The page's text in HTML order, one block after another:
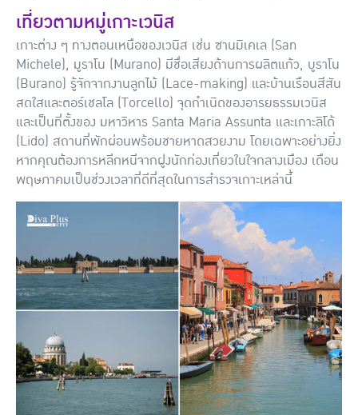
เที่ยวตามหมู่เกาะเวนิส
เกาะต่าง ๆ ทางตอนเหนือของเวนิส เช่น ซานมิเคเล (San
Michele), มูราโน (Murano) มีชื่อเสียงด้านการผลิตแก้ว, บูราโน
(Burano) รู้จักจากงานลูกไม้ (Lace-making) และบ้านเรือนสีสัน
สดใสและตอร์เชลโล (Torcello) จุดกำเนิดของอารยธรรมเวนิส
และเป็นที่ตั้งของ มหาวิหาร Santa Maria Assunta และเกาะลิโด้
(Lido) สถานที่พักผ่อนพร้อมชายหาดสวยงาม โดยเฉพาะอย่างยิ่ง
หากคุณต้องการหลีกหนีจากฝูงนักท่องเที่ยวในใจกลางเมือง เดือน
พฤษภาคมเป็นช่วงเวลาที่ดีที่สุดในการสำรวจเกาะเหล่านี้